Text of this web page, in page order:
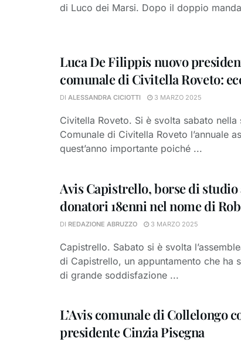
di Luco dei Marsi. Dopo il doppio
Luca De Filippis nuovo
comunale di Civitella Roveto:
DI ALESSANDRA CICIOTTI 3 MARZO 2025
Civitella Roveto. Si è svolta sabato nella
Comunale di Civitella Roveto l’annuale
quest’anno importante poiché ...
Avis Capistrello, borse di studio
donatori 18enni nel nome di
DI REDAZIONE ABRUZZO 3 MARZO 2025
Capistrello. Sabato si è svolta
di Capistrello, un appuntamento che ha
di grande soddisfazione ...
L’Avis comunale di Collelongo
presidente Cinzia Pisegna